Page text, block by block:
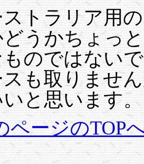
トラリア用
うかちょっ
のではない
も取りませ
と思います。
ページのTOP